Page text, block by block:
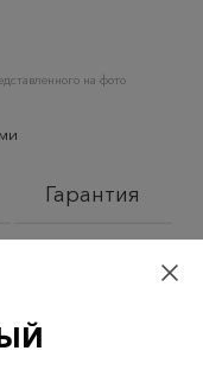
на фото
Гарантия
– бесплатно если